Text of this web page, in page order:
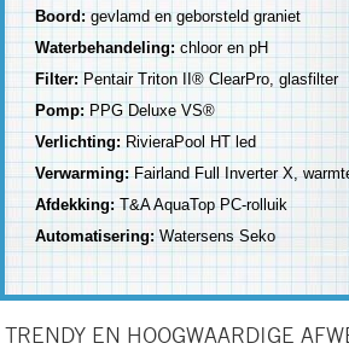
Boord:gevlamd en geborsteld graniet
Waterbehandeling:chloor en pH
Filter: Pentair Triton II® ClearPro, glasfilter
Pomp: PPG Deluxe VS®
Verlichting: RivieraPool HT led
Verwarming:Fairland Full Inverter X,
Afdekking:T&A AquaTop PC-rolluik
Automatisering:Watersens Seko
TRENDY EN HOOGWAARDIGE